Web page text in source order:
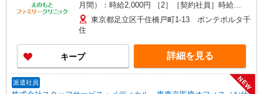
月間）：時給2,000円 ［2］［契約社員］時給
1,226円〜1,500円 ※医療事務経験年数により異な
る ※試用期間（3ヶ月間）：時給1,226円〜1,400
円
東京都足立区千住橋戸町1-13 ポンテポルタ千
住
キープ 詳細を見る
派遣社員 NEW